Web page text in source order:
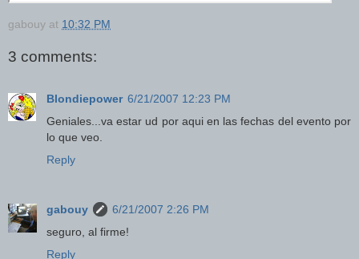
gabouy at 10:32 PM
3 comments:
Blondiepower 6/21/2007 12:23 PM
Geniales...va estar ud por aqui en las fechas del evento por
lo que veo.
Reply
gabouy
6/21/2007 2:26 PM
seguro, al firme!
Reply